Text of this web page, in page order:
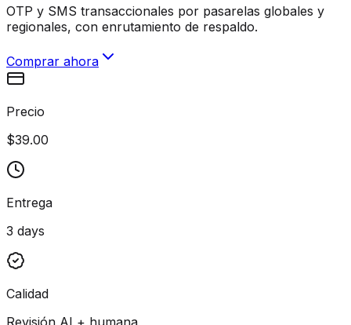
OTP y SMS transaccionales por pasarelas globales y
regionales, con enrutamiento de respaldo.
Comprar ahora
Precio
$39.00
Entrega
3 days
Calidad
Revisión AI + humana